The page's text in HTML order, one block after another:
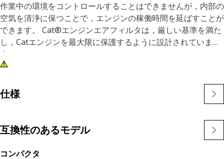
作業中の環境をコントロールすることはできませんが，内部の
空気を清浄に保つことで，エンジンの稼働時間を延ばすことが
できます。 Cat®エンジンエアフィルタは，厳しい基準を満た
し，Catエンジンを最大限に保護するように設計されていま
す。
仕様
互換性のあるモデル
コンパクタ